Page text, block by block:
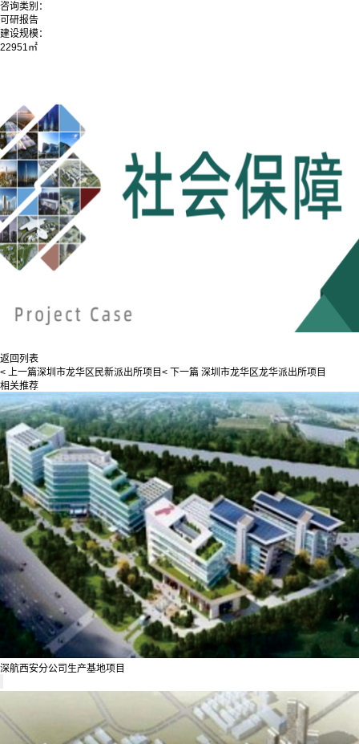
咨询类别：
可研报告
建设规模：
22951㎡
返回列表
< 上一篇深圳市龙华区民新派出所项目 < 下一篇 深圳市龙华区龙华派出所项目
相关推荐
深航西安分公司生产基地项目